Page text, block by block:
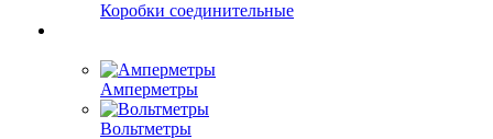
Коробки соединительные
Амперметры
Вольтметры